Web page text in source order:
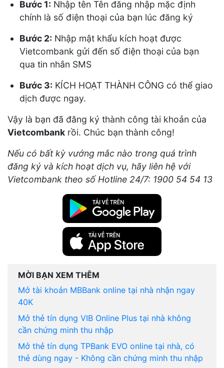
Bước 1: Nhập tên Tên đăng nhập mặc định
chính là số điện thoại của bạn lúc đăng ký
Bước 2: Nhập mật khẩu kích hoạt được
Vietcombank gửi đến số điện thoại của bạn
qua tin nhắn SMS
Bước 3: KÍCH HOẠT THÀNH CÔNG có thể giao
dịch được ngay.
Vậy là bạn đã đăng ký thành công tài khoản của
Vietcombank rồi. Chúc bạn thành công!
Nếu có bất kỳ vướng mắc nào trong quá trình
đăng ký và kích hoạt dịch vụ, hãy liên hệ với
Vietcombank theo số Hotline 24/7: 1900 54 54 13
MỜI BẠN XEM THÊM
Mở tài khoản MBBank online tại nhà nhận ngay
40K
Mở thẻ tín dụng VIB Online Plus tại nhà không
cần chứng minh thu nhập
Mở thẻ tín dụng TPBank EVO online tại nhà, có
thẻ dùng ngay - Không cần chứng minh thu nhập